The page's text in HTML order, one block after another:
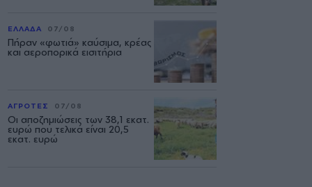
ΕΛΛΑΔΑ 07/08
Πήραν «φωτιά» καύσιμα, κρέας
και αεροπορικά εισιτήρια
ΑΓΡΟΤΕΣ 07/08
Οι αποζημιώσεις των 38,1 εκατ.
ευρώ που τελικά είναι 20,5
εκατ. ευρώ